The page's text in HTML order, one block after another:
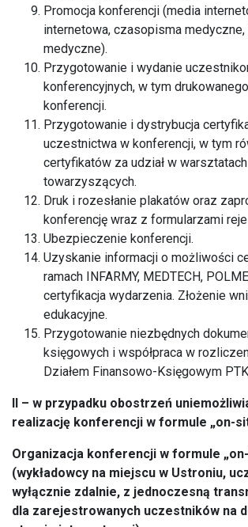
Promocja konferencji (media
internetowa, czasopisma
medyczne).
Przygotowanie i wydanie
konferencyjnych, w tym
konferencji.
Przygotowanie i dystrybucja
uczestnictwa w konferencji, w tym
certyfikatów za udział w warsztatach
towarzyszących.
Druk i rozesłanie plakatów oraz
konferencję wraz z formularzami
Ubezpieczenie konferencji.
Uzyskanie informacji o możliwości
ramach INFARMY, MEDTECH,
certyfikacja wydarzenia. Złożenie
edukacyjne.
Przygotowanie niezbędnych
księgowych i współpraca w
Działem Finansowo-Księgowym
II – w przypadku obostrzeń
realizację konferencji w formule „on-
Organizacja konferencji w formule
(wykładowcy na miejscu w Ustroniu,
wyłącznie zdalnie, z jednoczesną
dla zarejestrowanych uczestników na